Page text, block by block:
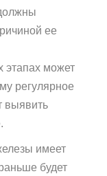
ее
этапах может
регулярное
выявить
имеет
будет